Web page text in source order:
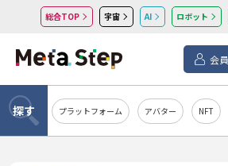
総合TOP 宇宙 AI ロボット
会
探す プラットフォーム アバター NFT